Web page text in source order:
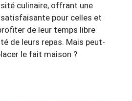
culinaire, offrant une
pour celles et
de leur temps libre
de leurs repas. Mais peut-
le fait maison ?